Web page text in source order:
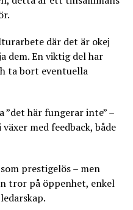
där det är okej
dem. En viktig del har
ta bort eventuella
”det här fungerar inte” –
med feedback, både
prestigelös – men
tror på öppenhet, enkel